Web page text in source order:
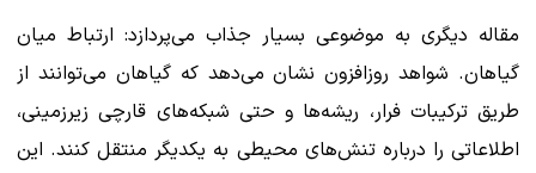
مقاله دیگری به موضوعی بسیار جذاب می‌پردازد: ارتباط میان
گیاهان. شواهد روزافزون نشان می‌دهد که گیاهان می‌توانند از
طریق ترکیبات فرار، ریشه‌ها و حتی شبکه‌های قارچی زیرزمینی،
اطلاعاتی را درباره تنش‌های محیطی به یکدیگر منتقل کنند. این